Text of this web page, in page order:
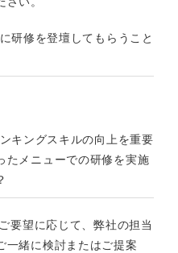
研修を登壇してもらうこと
キングスキルの向上を重要
たメニューでの研修を実施
要望に応じて、弊社の担当
一緒に検討またはご提案